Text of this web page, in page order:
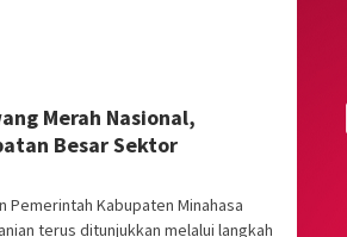
Merah Nasional,
Besar Sektor
Pemerintah Kabupaten Minahasa
terus ditunjukkan melalui langkah